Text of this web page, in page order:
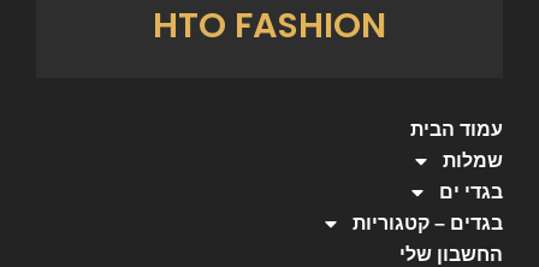
HTO FASHION
עמוד הבית
שמלות
בגדי ים
בגדים – קטגוריות
החשבון שלי